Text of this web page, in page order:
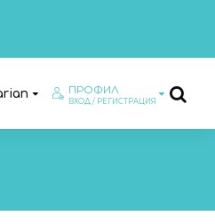
ПРОФИЛ
ВХОД / РЕГИСТРАЦИЯ